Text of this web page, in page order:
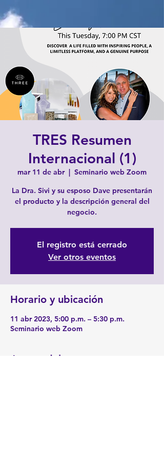
TRES Resumen
Internacional (1)
mar 11 de abr
  |
Seminario web Zoom
La Dra. Sivi y su esposo Dave presentarán
el producto y la descripción general del
negocio.
El registro está cerrado
Ver otros eventos
Horario y ubicación
11 abr 2023, 5:00 p.m. – 5:30 p.m.
Seminario web Zoom
Acerca del evento